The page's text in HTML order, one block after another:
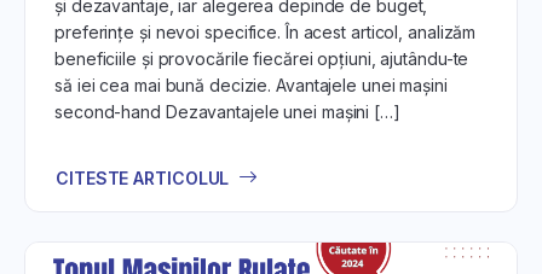
3. Setarea Prețului Corect:
În aceste articole îți oferim strategii pentru stabilirea unui
preț corect pentru mașina ta SH. Află cum să ții cont de
factori precum kilometrajul, starea tehnică și opțiunile
4. Interacțiunea cu Potențialii
Aflǎ cum să gestionezi interacțiunile cu potențialii
și dezavantaje, iar alegerea depinde de buget,
preferințe și nevoi specifice. În acest articol, analizăm
beneficiile și provocările fiecărei opțiuni, ajutându-te
să iei cea mai bună decizie. Avantajele unei mașini
second-hand Dezavantajele unei mașini […]
CITESTE ARTICOLUL